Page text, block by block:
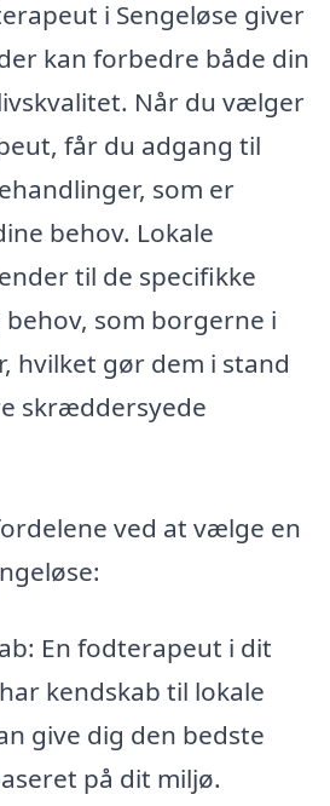
i Sengeløse giver
kan forbedre både din
Når du vælger
får du adgang til
som er
behov. Lokale
til de specifikke
som borgerne i
hvilket gør dem i stand
skræddersyede
ved at vælge en
En fodterapeut i dit
kendskab til lokale
give dig den bedste
på dit miljø.